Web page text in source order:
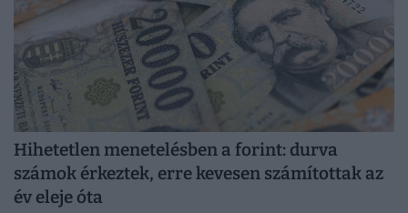
Hihetetlen menetelésben a forint: durva
számok érkeztek, erre kevesen számítottak az
év eleje óta